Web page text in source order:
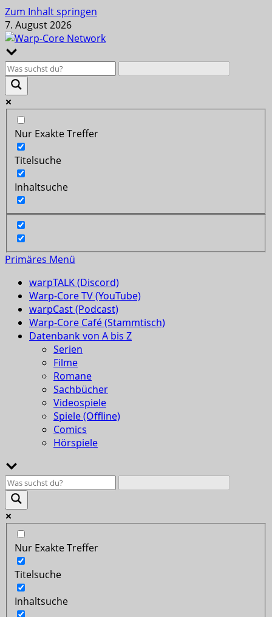
Zum Inhalt springen
7. August 2026
Nur Exakte Treffer
Titelsuche
Inhaltsuche
Primäres Menü
warpTALK (Discord)
Warp-Core TV (YouTube)
warpCast (Podcast)
Warp-Core Café (Stammtisch)
Datenbank von A bis Z
Serien
Filme
Romane
Sachbücher
Videospiele
Spiele (Offline)
Comics
Hörspiele
Nur Exakte Treffer
Titelsuche
Inhaltsuche